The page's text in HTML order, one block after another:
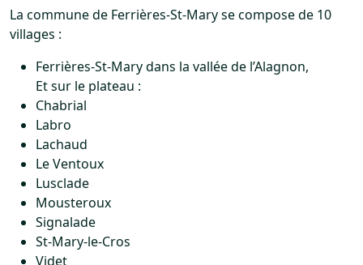
La commune de Ferrières-St-Mary se compose de 10
villages :
Ferrières-St-Mary dans la vallée de l’Alagnon,
Et sur le plateau :
Chabrial
Labro
Lachaud
Le Ventoux
Lusclade
Mousteroux
Signalade
St-Mary-le-Cros
Videt